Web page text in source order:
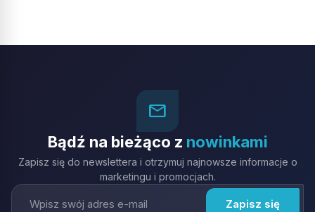
mail_outline
Bądź na bieżąco z nowinkami
Zapisz się do newslettera i otrzymuj najnowsze informacje o
marketingu i promocjach.